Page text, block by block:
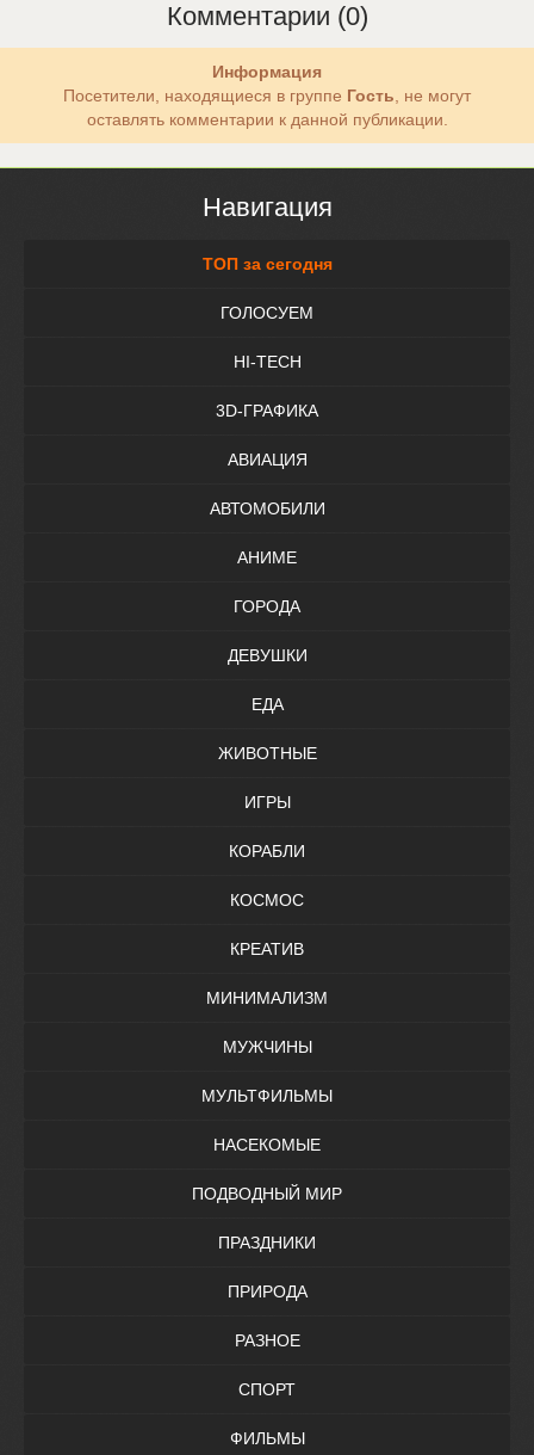
Комментарии (0)
Информация
Посетители, находящиеся в группе Гость, не могут
оставлять комментарии к данной публикации.
Навигация
ТОП за сегодня
ГОЛОСУЕМ
HI-TECH
3D-ГРАФИКА
АВИАЦИЯ
АВТОМОБИЛИ
АНИМЕ
ГОРОДА
ДЕВУШКИ
ЕДА
ЖИВОТНЫЕ
ИГРЫ
КОРАБЛИ
КОСМОС
КРЕАТИВ
МИНИМАЛИЗМ
МУЖЧИНЫ
МУЛЬТФИЛЬМЫ
НАСЕКОМЫЕ
ПОДВОДНЫЙ МИР
ПРАЗДНИКИ
ПРИРОДА
РАЗНОЕ
СПОРТ
ФИЛЬМЫ